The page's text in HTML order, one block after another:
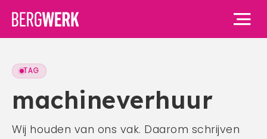
Home
TAG
machineverhuur
Wij houden van ons vak. Daarom schrijven